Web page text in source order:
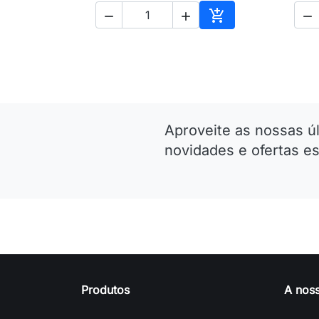
  
Adicionar ao

Aproveite as nossas
novidades e ofertas
Produtos A